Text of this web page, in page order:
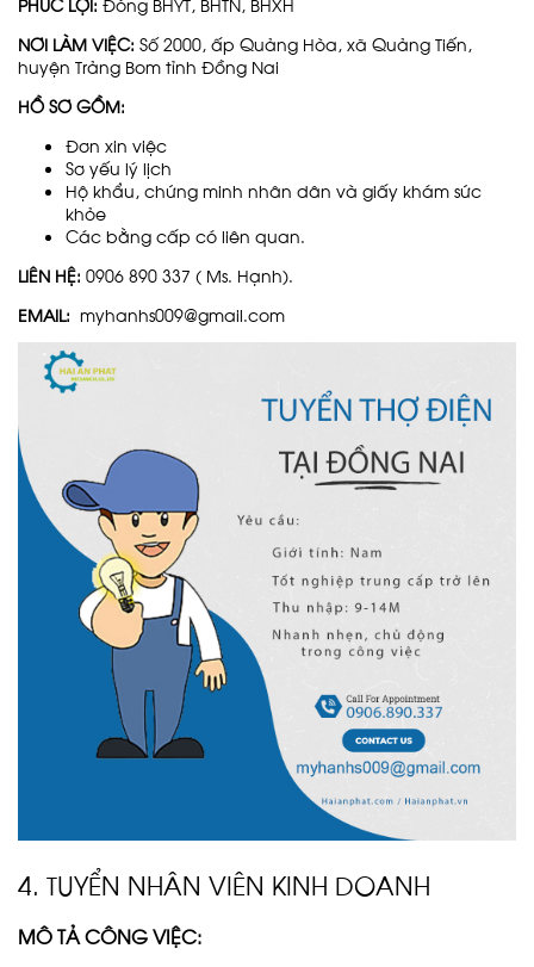
NƠI LÀM VIỆC: Số 2000, ấp Quảng Hòa, xã Quảng Tiến,
huyện Trảng Bom tỉnh Đồng Nai
HỒ SƠ GỒM:
Đơn xin việc
Sơ yếu lý lịch
Hộ khẩu, chứng minh nhân dân và giấy khám sức
khỏe
Các bằng cấp có liên quan.
LIÊN HỆ: 0906 890 337 ( Ms. Hạnh).
EMAIL: myhanhs009@gmail.com
4. TUYỂN NHÂN VIÊN KINH DOANH
MÔ TẢ CÔNG VIỆC: